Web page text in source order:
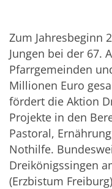
Zum Jahresbeginn
Jungen bei der 67.
Pfarrgemeinden
Millionen Euro
fördert die Aktion
Projekte in den
Pastoral,
Nothilfe.
Dreikönigssingen
(Erzbistum